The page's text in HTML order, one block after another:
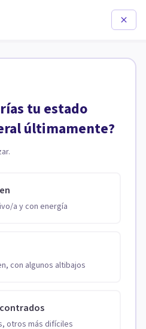
tu estado
últimamente?
a y con energía
con algunos altibajos
otros más difíciles